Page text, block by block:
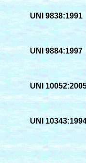
UNI 9838:1991
UNI 9884:1997
UNI
UNI